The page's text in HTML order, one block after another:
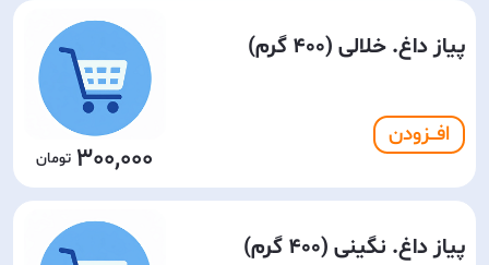
پیاز داغ. خلالی (400 گرم)
افـــزودن
300,000
پیاز داغ. نگینی (400 گرم)